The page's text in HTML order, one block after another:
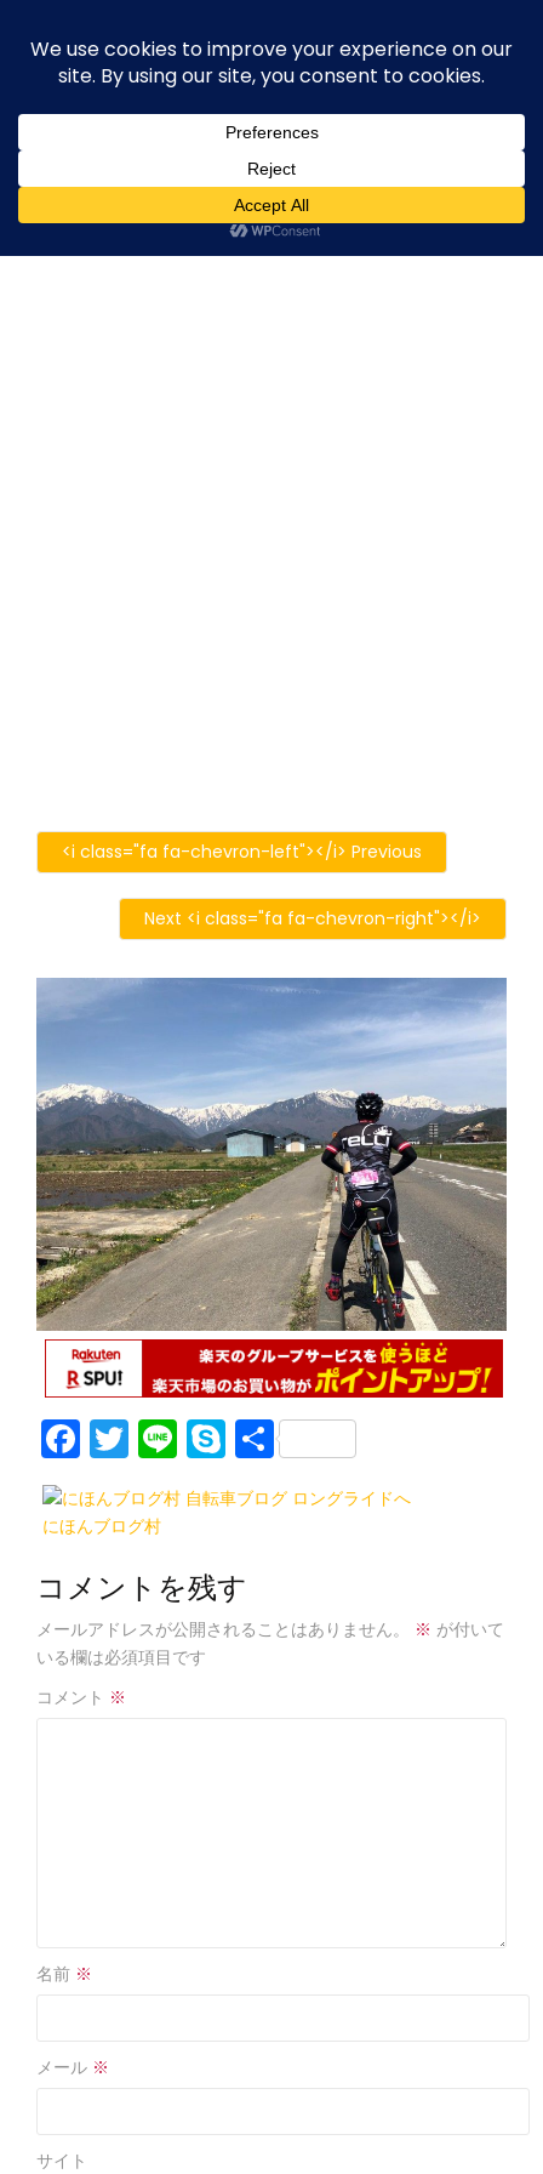
content
execute-stylife.com
upload it including a road bike of l1stylish and
other hobbies
O
O
E
20180422_014011002_iOS
20180422_014011002_iOS
l1stylish20180422_014011002_iOS
0 Comments
<i class="fa fa-chevron-left"></i> Previous
Next <i class="fa fa-chevron-right"></i>
F
a
c
b
o
o
k
T
w
itt
Li
n
e
S
k
y
e
共
有
にほんブログ村
コメントを残す
メールアドレスが公開されることはありません。 ※ が付いて
いる欄は必須項目です
コメント ※
名前 ※
メール ※
サイト